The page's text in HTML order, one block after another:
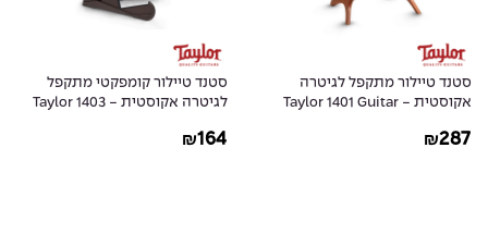
סטנד טיילור מתקפל לגיטרה
אקוסטית - Taylor 1401 Guitar
₪287
סטנד טיילור קומפקטי מתקפל
לגיטרה אקוסטית - Taylor 1403
₪164